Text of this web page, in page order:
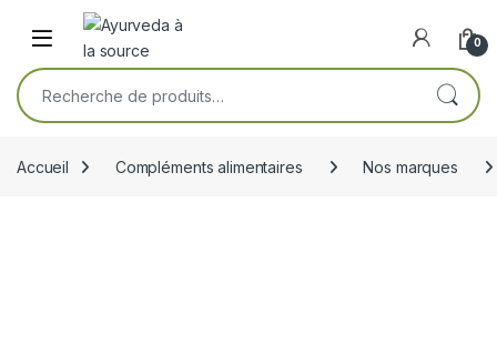
Skip to navigation
Skip to content
Open 0
Recherche pour :
Accueil Compléments alimentaires Nos marques